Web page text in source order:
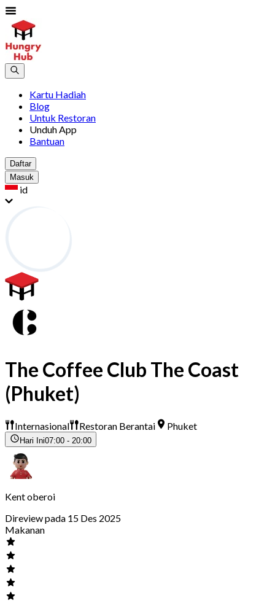
Kartu Hadiah
Blog
Untuk Restoran
Unduh App
Bantuan
Daftar
Masuk
id
The Coffee Club The Coast
(Phuket)
Internasional Restoran Berantai Phuket
Hari Ini07:00 - 20:00
Kent oberoi
Direview pada 15 Des 2025
Makanan